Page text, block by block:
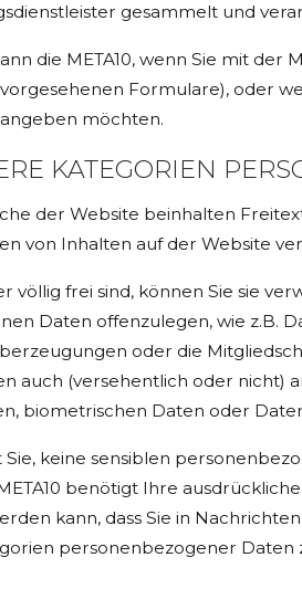
gesammelt und
die META10, wenn Sie mit der
Formulare), oder
möchten.
KATEGORIEN
der Website beinhalten
von Inhalten auf der Website
völlig frei sind, können Sie sie
Daten offenzulegen, wie z.B.
oder die
auch (versehentlich oder nicht)
biometrischen Daten oder
Sie, keine sensiblen
benötigt Ihre
kann, dass Sie in
personenbezogener Daten